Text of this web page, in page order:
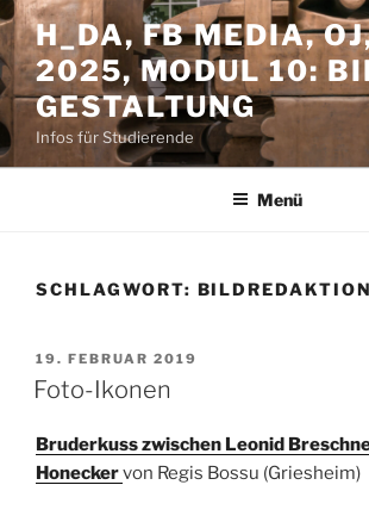
Zum
Inhalt
springen
H_DA, FB MEDIA,
2025, MODUL 10:
GESTALTUNG
Infos für Studierende
Menü
SCHLAGWORT: BILDREDAKTION
VERÖFFENTLICHT
AM
19. FEBRUAR 2019
Foto-Ikonen
Bruderkuss zwischen Leonid
Honeckervon Regis Bossu (Griesheim)